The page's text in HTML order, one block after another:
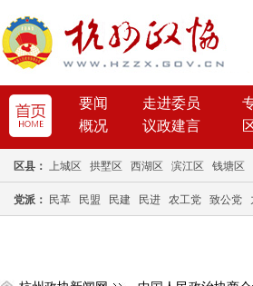
要闻 走进委员
概况
议政建言
区县： 上城区 拱墅区 西湖区 滨江区 钱塘区
党派： 民革 民盟 民建 民进 农工党 致公党